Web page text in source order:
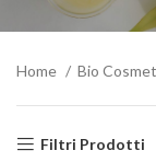
Home Bio
Filtri Prodotti